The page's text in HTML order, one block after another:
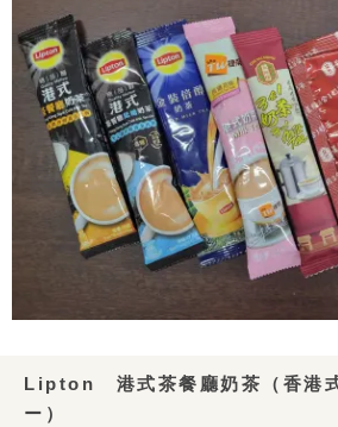
Lipton 港式茶餐廳奶茶（香港
ー）